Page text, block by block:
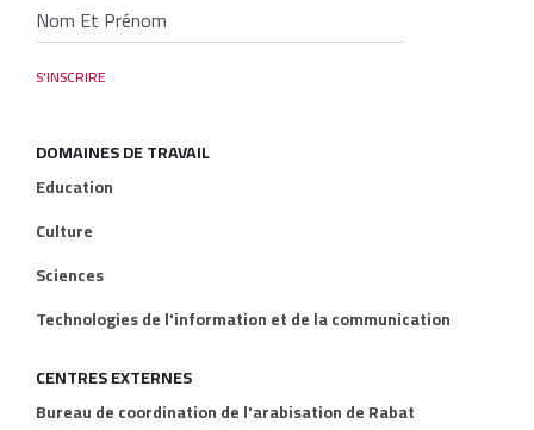
DOMAINES DE TRAVAIL
Education
Culture
Sciences
Technologies de l'information et de la communication
CENTRES EXTERNES
Bureau de coordination de l'arabisation de Rabat